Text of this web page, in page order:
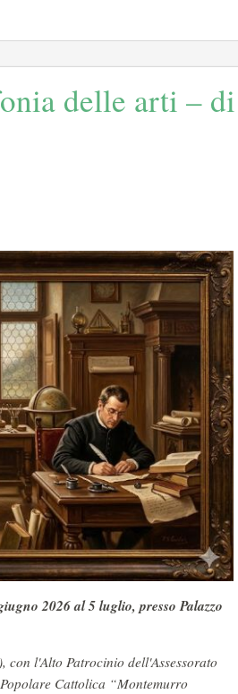
delle arti – di
2026 al 5 luglio, presso Palazzo
con l'Alto Patrocinio dell'Assessorato
Cattolica “Montemurro